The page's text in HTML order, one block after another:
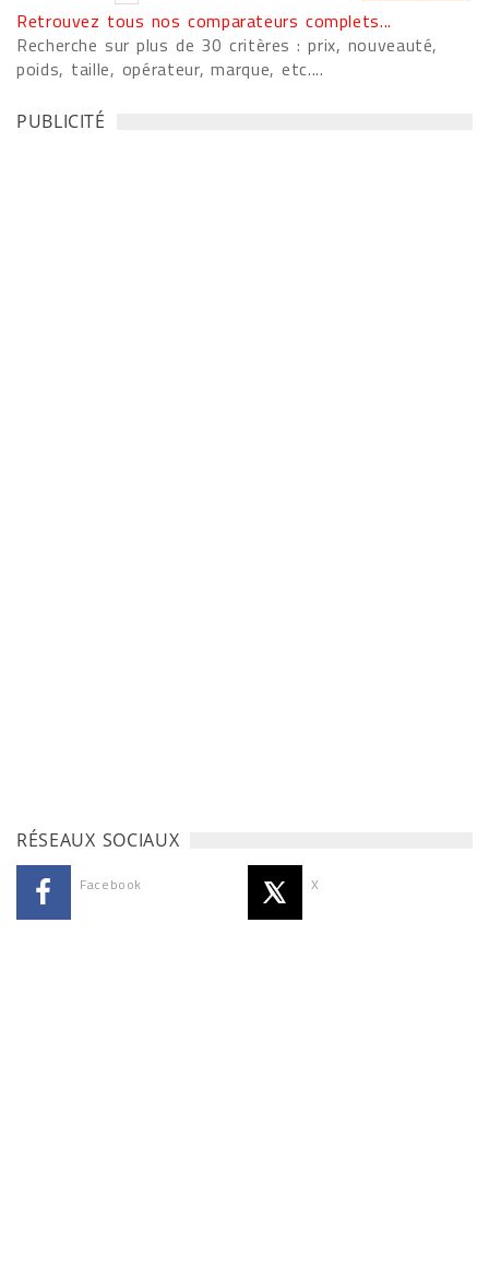
Retrouvez tous nos comparateurs complets...
Recherche sur plus de 30 critères : prix, nouveauté,
poids, taille, opérateur, marque, etc....
PUBLICITÉ
RÉSEAUX SOCIAUX
Facebook X